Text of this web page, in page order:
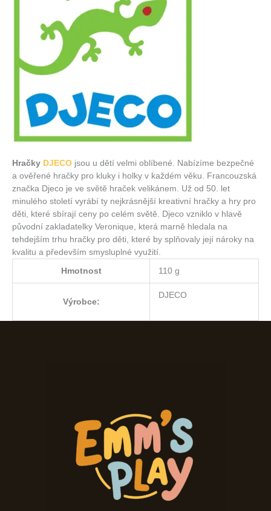
Hračky DJECO jsou u dětí velmi oblíbené. Nabízíme bezpečné
a ověřené hračky pro kluky i holky v každém věku. Francouzská
značka Djeco je ve světě hraček velikánem. Už od 50. let
minulého století vyrábí ty nejkrásnější kreativní hračky a hry pro
děti, které sbírají ceny po celém světě. Djeco vzniklo v hlavě
původní zakladatelky Veronique, která marně hledala na
tehdejším trhu hračky pro děti, které by splňovaly její nároky na
kvalitu a především smysluplné využití.
Hmotnost 110 g
Výrobce:
DJECO